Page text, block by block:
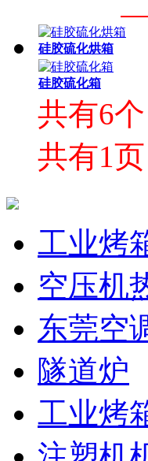
硅胶硫化烘箱
硅胶硫化箱
共有6个
共有1页
工业烤
空压机
东莞空
隧道炉
工业烤